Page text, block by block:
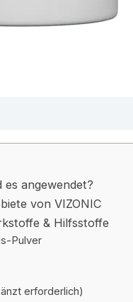
angewendet?
von VIZONIC
& Hilfsstoffe
Pulver
erforderlich)